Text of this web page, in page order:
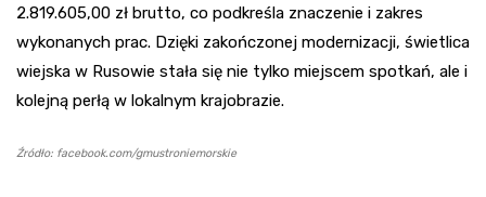
2.819.605,00 zł brutto, co podkreśla znaczenie i zakres
wykonanych prac. Dzięki zakończonej modernizacji, świetlica
wiejska w Rusowie stała się nie tylko miejscem spotkań, ale i
kolejną perłą w lokalnym krajobrazie.
Źródło: facebook.com/gmustroniemorskie